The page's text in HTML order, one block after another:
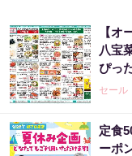
【オ
八宝
ぴっ
セール
定食
ーポ